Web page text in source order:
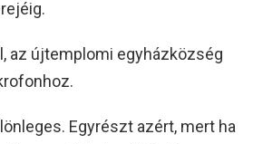
az újtemplomi egyházközség
Egyrészt azért, mert ha